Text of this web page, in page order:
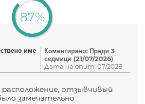
87%
име
Коментирано: Преди 3
седмици (21/07/2026)
Дата на опит: 07/2026
расположение, отзывчивый
замечательно